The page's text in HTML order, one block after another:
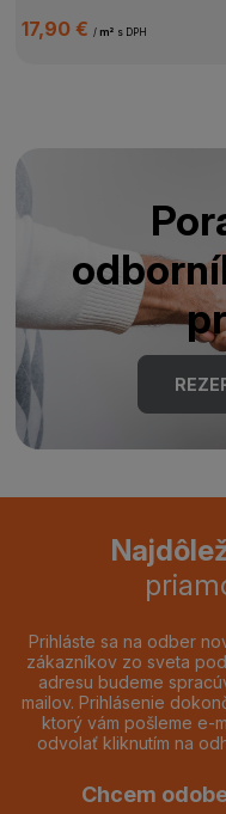
17,90 €/ m² s DPH
Prihláste sa na odber
zákazníkov zo sveta
adresu budeme
mailov. Prihlásenie
ktorý vám pošleme e-
odvolať kliknutím na
Chcem